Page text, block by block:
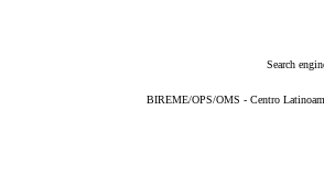
Search
BIREME/OPS/OMS - Centro